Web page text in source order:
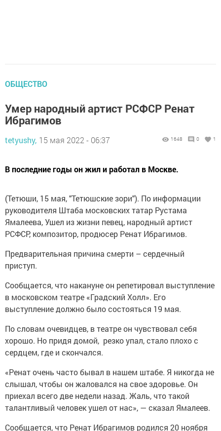
ОБЩЕСТВО
Умер народный артист РСФСР Ренат
Ибрагимов
tetyushy, 15 мая 2022 - 06:37 1648 0 1
В последние годы он жил и работал в Москве.
(Тетюши, 15 мая, "Тетюшские зори"). По информации
руководителя Штаба московских татар Рустама
Ямалеева, Ушел из жизни певец, народный артист
РСФСР, композитор, продюсер Ренат Ибрагимов.
Предварительная причина смерти – сердечный
приступ.
Сообщается, что накануне он репетировал выступление
в московском театре «Градский Холл». Его
выступление должно было состояться 19 мая.
По словам очевидцев, в театре он чувствовал себя
хорошо. Но придя домой, резко упал, стало плохо с
сердцем, где и скончался.
«Ренат очень часто бывал в нашем штабе. Я никогда не
слышал, чтобы он жаловался на свое здоровье. Он
приехал всего две недели назад. Жаль, что такой
талантливый человек ушел от нас», — сказал Ямалеев.
Сообщается, что Ренат Ибрагимов родился 20 ноября